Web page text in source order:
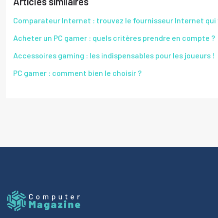
Comparateur Internet : trouvez le fournisseur Internet qui
Acheter un PC gamer : quels critères prendre en compte ?
Accessoires gaming : les indispensables pour les joueurs !
PC gamer : comment bien le choisir ?